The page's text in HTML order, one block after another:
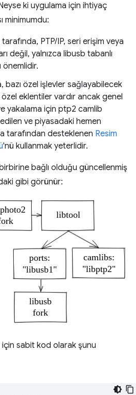
ki uygulama için ihtiyaç
minimumdu:
PTP/IP, seri erişim veya
değil, yalnızca libusb tabanlı
önemlidir.
bazı özel işlevler sağlayabilecek
eklentiler vardır ancak genel
yakalama için ptp2 camlib
ve piyasadaki hemen
tarafından desteklenen Resim
'nü kullanmak yeterlidir.
bağlı olduğu güncellenmiş
gibi görünür:
sabit kod olarak şunu